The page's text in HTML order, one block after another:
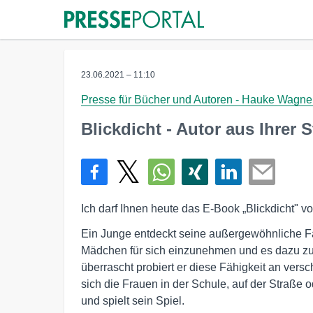
23.06.2021 – 11:10
Presse für Bücher und Autoren - Hauke
Blickdicht - Autor aus Ihrer
Ich darf Ihnen heute das E-Book „Blickdicht"
Ein Junge entdeckt seine außergewöhnliche
Mädchen für sich einzunehmen und es dazu
überrascht probiert er diese Fähigkeit an
sich die Frauen in der Schule, auf der Straße
und spielt sein Spiel.